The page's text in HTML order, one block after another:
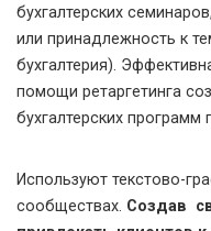
бухгалтерских
или принадлежность к
бухгалтерия).
помощи ретаргетинга
бухгалтерских программ
Используют текстово-
сообществах. Создав